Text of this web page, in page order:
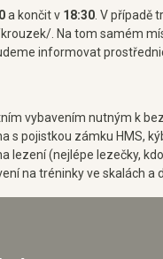
a končit v 18:30 . V případě
. Na tom samém
informovat
vybavením nutným k
s pojistkou zámku HMS,
lezení (nejlépe lezečky,
na tréninky ve skalách a